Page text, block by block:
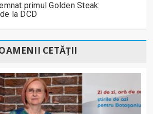
primul Golden Steak:
la DCD
CETĂȚII